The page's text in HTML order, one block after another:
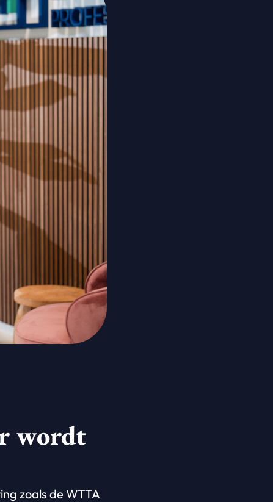
wordt
zoals de WTTA